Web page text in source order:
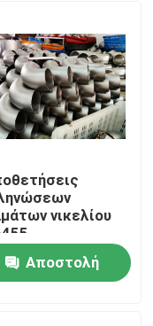
νικελίου
2,4610
Αποστολή